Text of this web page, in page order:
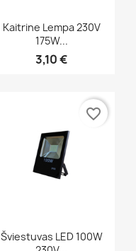
Greita peržiūra
Kaitrine Lempa 230V
175W...
3,10 €
Greita peržiūra
Šviestuvas LED 100W
favorite_border